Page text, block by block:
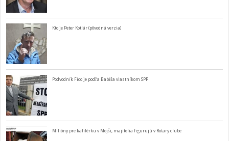
Kto je Peter Kotlár (pôvodná verzia)
Podvodník Fico je podľa Babiša vlastníkom SPP
Milióny pre kafilérku v Mojši, majitelia figurujú v Rotary clube